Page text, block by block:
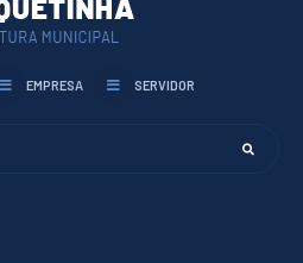
EMPRESA SERVIDOR